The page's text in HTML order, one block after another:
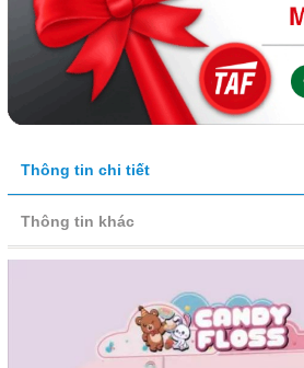
Thông tin chi tiết
Thông tin khác